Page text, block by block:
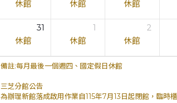
休館
休館
休館
31
休館
1
休館
2
休館
每月最後一個週四、國定假日休館
三芝分館公告
為辦理新館落成啟用作業自115年7月13日起閉館，臨時